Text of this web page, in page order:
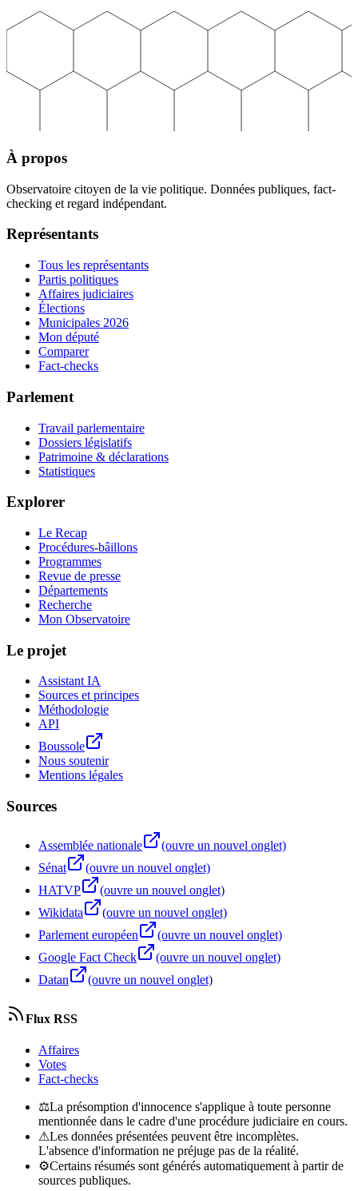
À propos
Observatoire citoyen de la vie politique. Données publiques, fact-
checking et regard indépendant.
Représentants
Tous les représentants
Partis politiques
Affaires judiciaires
Élections
Municipales 2026
Mon député
Comparer
Fact-checks
Parlement
Travail parlementaire
Dossiers législatifs
Patrimoine & déclarations
Statistiques
Explorer
Le Recap
Procédures-bâillons
Programmes
Revue de presse
Départements
Recherche
Mon Observatoire
Le projet
Assistant IA
Sources et principes
Méthodologie
API
Boussole
Nous soutenir
Mentions légales
Sources
Assemblée nationale
(ouvre un nouvel onglet)
Sénat
(ouvre un nouvel onglet)
HATVP
(ouvre un nouvel onglet)
Wikidata
(ouvre un nouvel onglet)
Parlement européen
(ouvre un nouvel onglet)
Google Fact Check
(ouvre un nouvel onglet)
Datan
(ouvre un nouvel onglet)
Flux RSS
Affaires
Votes
Fact-checks
⚖La présomption d'innocence s'applique à toute personne
mentionnée dans le cadre d'une procédure judiciaire en cours.
⚠Les données présentées peuvent être incomplètes.
L'absence d'information ne préjuge pas de la réalité.
⚙Certains résumés sont générés automatiquement à partir de
sources publiques.